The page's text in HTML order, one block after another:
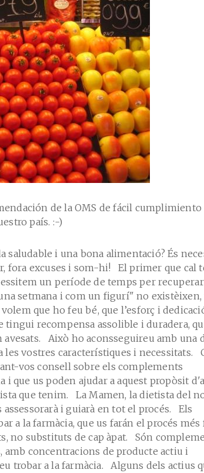
de la OMS de fácil cumplimiento
país. :-)
i una bona alimentació? És
fora excuses i som-hi! El primer que cal
un període de temps per
setmana i com un figurí" no existèixen,
que ho feu bé, que l’esforç i
tingui recompensa assolible i duradera,
Això ho aconsseguireu amb una
les vostres característiques i necessitats.
vos consell sobre els complements
i que us poden ajudar a aquest propòsit
que tenim. La Mamen, la dietista del
i guiarà en tot el procés. Els
a la farmàcia, que us farán el procés més
no substituts de cap àpat. Són
amb concentracions de producte actiu i
trobar a la farmàcia. Alguns dels actius